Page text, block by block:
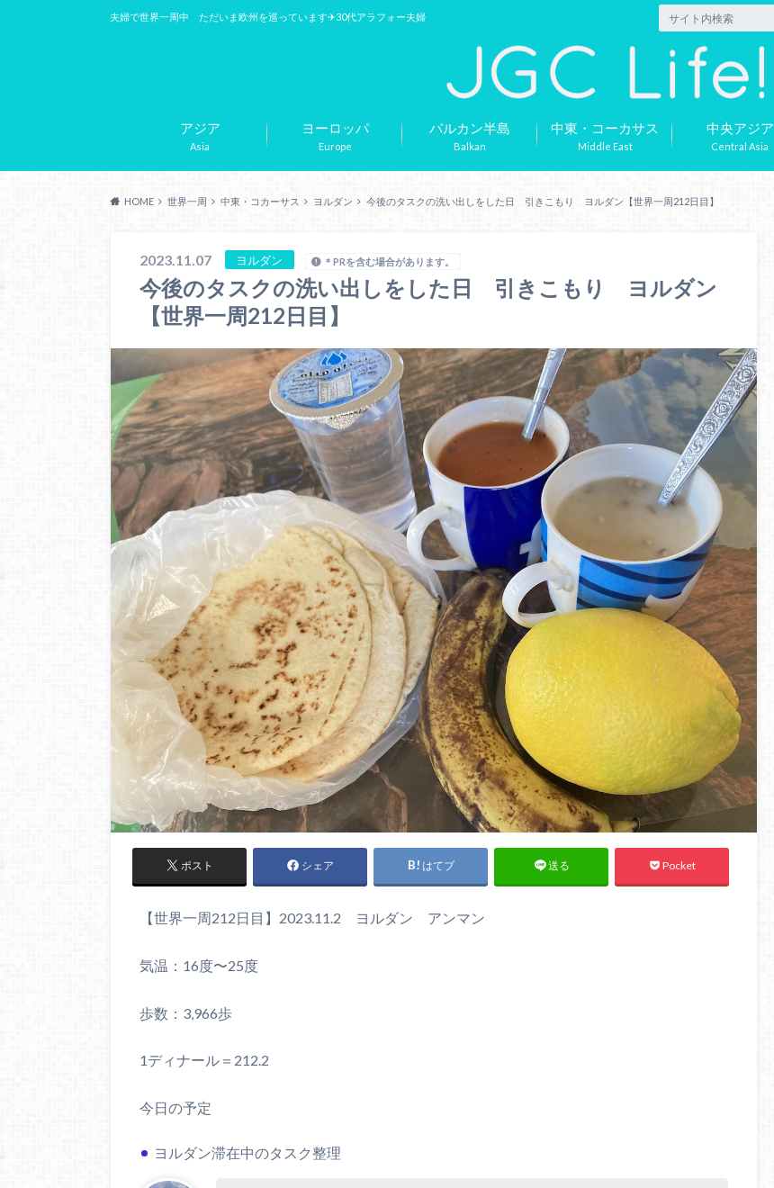
夫婦で世界一周中 ただいま欧州を巡っています✈︎30代アラフォー夫婦
Asia
アジア
Europe
ヨーロッパ
Balkan
バルカン半島
Middle East
中東・コーカサス
Central Asia
中央アジア
HOME 世界一周 中東・コカーサス ヨルダン 今後のタスクの洗い出しをした日 引きこもり ヨルダン【世界一周212日目】
2023.11.07 ヨルダン ＊PRを含む場合があります。
今後のタスクの洗い出しをした日 引きこもり ヨルダン
【世界一周212日目】
ポスト シェア はてブ 送る Pocket
【世界一周212日目】2023.11.2 ヨルダン アンマン
気温：16度〜25度
歩数：3,966歩
1ディナール＝212.2
今日の予定
ヨルダン滞在中のタスク整理